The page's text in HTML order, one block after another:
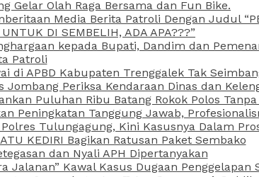
Gelar Olah Raga Bersama dan Fun Bike.
Media Berita Patroli Dengan Judul
DI SEMBELIH, ADA APA???”
kepada Bupati, Dandim dan
Patroli
di APBD Kabupaten Trenggalek Tak
Jombang Periksa Kendaraan Dinas dan
Puluhan Ribu Batang Rokok Polos
Peningkatan Tanggung Jawab,
Tulungagung, Kini Kasusnya Dalam
KEDIRI Bagikan Ratusan Paket Sembako
dan Nyali APH Dipertanyakan
Jalanan” Kawal Kasus Dugaan Penggelapan